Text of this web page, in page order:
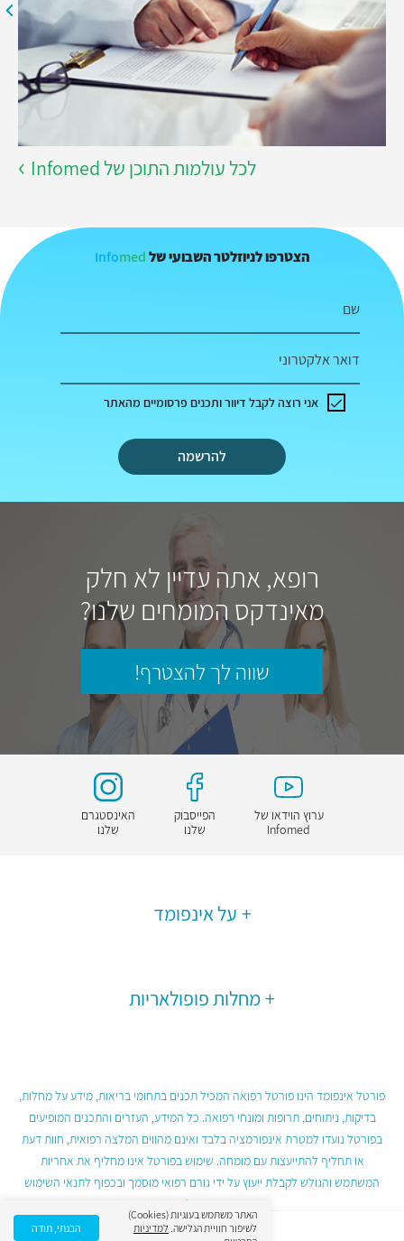
לכל עולמות התוכן של Infomed
הצטרפו לניוזלטר השבועי של Infomed
שם
דואר אלקטרוני
להרשמה
אני רוצה לקבל דיוור ותכנים פרסומיים מהאתר
רופא, אתה עדיין לא חלק
מאינדקס המומחים שלנו?
שווה לך להצטרף!
ערוץ הוידאו של
Infomed
הפייסבוק
שלנו
האינסטגרם
שלנו
על אינפומד
מחלות פופולאריות
פורטל אינפומד הינו פורטל רפואה המכיל תכנים בתחומי בריאות, מידע על מחלות,
בדיקות, ניתוחים, תרופות ומונחי רפואה. כל המידע, העזרים והתכנים המופיעים
בפורטל נועדו למטרת אינפורמציה בלבד ואינם מהווים המלצה רפואית, חוות דעת
או תחליף להתייעצות עם מומחה. שימוש בפורטל אינו מחליף את אחריות
המשתמש והגולש לקבלת ייעוץ על ידי גורם רפואי מוסמך ובכפוף לתנאי השימוש
בפורטל.
האתר משתמש בעוגיות (Cookies)
לשיפור חוויית הגלישה. למדיניות
הבנתי, תודה